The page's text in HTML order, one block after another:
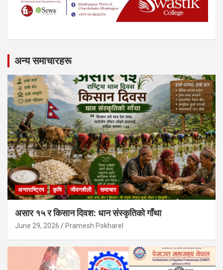
अन्य समाचारहरू
अन्तराष्ट्रिय कृषि जीवनशैली समाचार
असार १५ र किसान दिवश: धान संस्कृतिको गाँथा
June 29, 2026 Pramesh Pokharel